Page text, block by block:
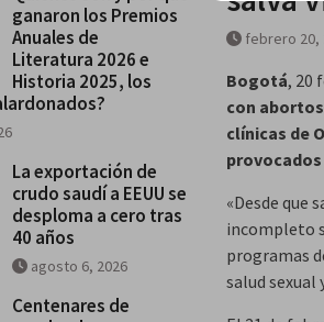
Historia 2025, los escritores
galardonados?
febrero 20,
Bogotá, 20
con
clínicas de
«Desde que
incompleto
programas
salud sexual
ganaron los Premios
Anuales de
Literatura 2026 e
Historia 2025, los
La exportación de
crudo saudí a EEUU se
desploma a cero tras
40 años
agosto 6, 2026
Centenares de